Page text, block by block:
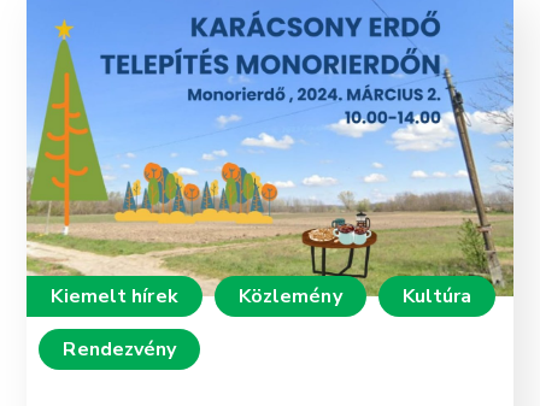
Kiemelt hírek Közlemény
Kultúra
Rendezvény